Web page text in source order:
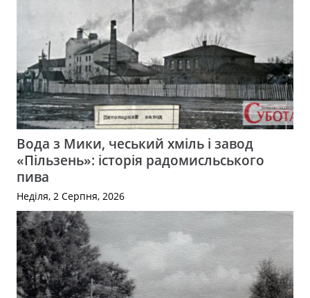
Вода з Мики, чеський хміль і завод
«Пільзень»: історія радомисльського
пива
Неділя, 2 Серпня, 2026